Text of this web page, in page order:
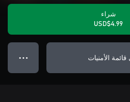
شراء
USD$4.99
الأمنيات ● ● ●